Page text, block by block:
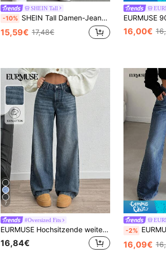
SHEIN Tall
-10% SHEIN Tall Damen-Jeans mit niedrigem Bund und geradem Schnitt, Blau, für große Frauen
15,59€ 17,48€ 16,00€
7
#Oversized Fits
EURMUSE Hochsitzende weite Y2K-Stil Loose Fit Damenjeans
16,84€
-2% EURMUSE Petite 100% Baumwolle Lässige
16,09€